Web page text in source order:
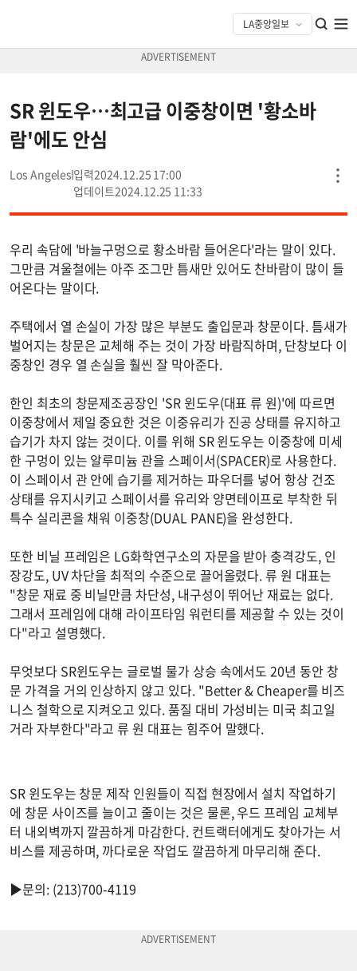
SR 윈도우…최고급 이중창이면 '황소바
람'에도 안심
Los Angeles
2024.12.25 17:00
2024.12.25 11:33
우리 속담에 '바늘구멍으로 황소바람 들어온다'라는 말이 있다.
그만큼 겨울철에는 아주 조그만 틈새만 있어도 찬바람이 많이 들
어온다는 말이다.
주택에서 열 손실이 가장 많은 부분도 출입문과 창문이다. 틈새가
벌어지는 창문은 교체해 주는 것이 가장 바람직하며, 단창보다 이
중창인 경우 열 손실을 훨씬 잘 막아준다.
한인 최초의 창문제조공장인 'SR 윈도우(대표 류 원)'에 따르면
이중창에서 제일 중요한 것은 이중유리가 진공 상태를 유지하고
습기가 차지 않는 것이다. 이를 위해 SR 윈도우는 이중창에 미세
한 구멍이 있는 알루미늄 관을 스페이서(SPACER)로 사용한다.
이 스페이서 관 안에 습기를 제거하는 파우더를 넣어 항상 건조
상태를 유지시키고 스페이서를 유리와 양면테이프로 부착한 뒤
특수 실리콘을 채워 이중창(DUAL PANE)을 완성한다.
또한 비닐 프레임은 LG화학연구소의 자문을 받아 충격강도, 인
장강도, UV 차단을 최적의 수준으로 끌어올렸다. 류 원 대표는
"창문 재료 중 비닐만큼 차단성, 내구성이 뛰어난 재료는 없다.
그래서 프레임에 대해 라이프타임 워런티를 제공할 수 있는 것이
다"라고 설명했다.
무엇보다 SR윈도우는 글로벌 물가 상승 속에서도 20년 동안 창
문 가격을 거의 인상하지 않고 있다. "Better & Cheaper를 비즈
니스 철학으로 지켜오고 있다. 품질 대비 가성비는 미국 최고일
거라 자부한다"라고 류 원 대표는 힘주어 말했다.
SR 윈도우는 창문 제작 인원들이 직접 현장에서 설치 작업하기
에 창문 사이즈를 늘이고 줄이는 것은 물론, 우드 프레임 교체부
터 내외벽까지 깔끔하게 마감한다. 컨트랙터에게도 찾아가는 서
비스를 제공하며, 까다로운 작업도 깔끔하게 마무리해 준다.
▶문의: (213)700-4119